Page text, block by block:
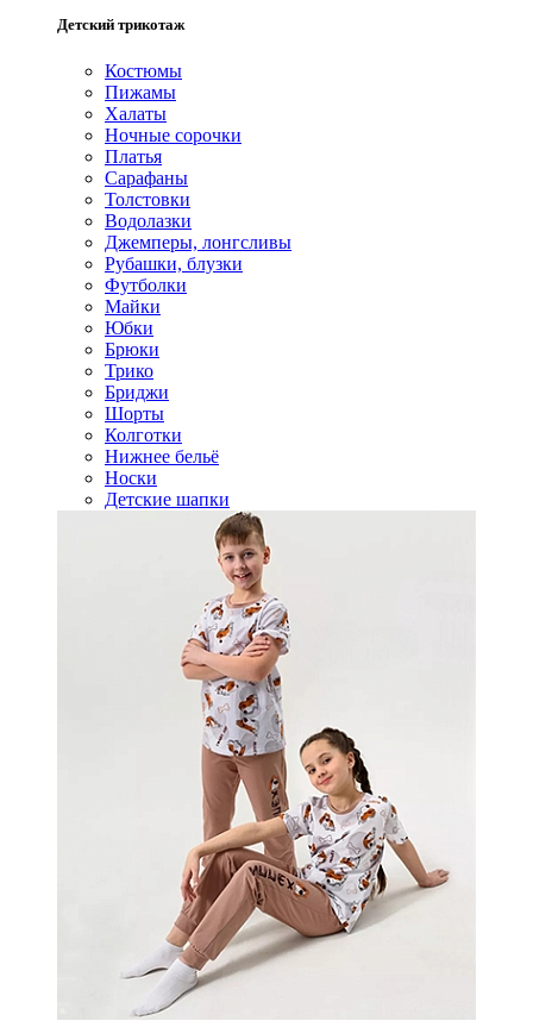
Детский трикотаж
Костюмы
Пижамы
Халаты
Ночные сорочки
Платья
Сарафаны
Толстовки
Водолазки
Джемперы, лонгсливы
Рубашки, блузки
Футболки
Майки
Юбки
Брюки
Трико
Бриджи
Шорты
Колготки
Нижнее бельё
Носки
Детские шапки